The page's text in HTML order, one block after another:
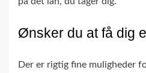
Ønsker du at få dig
Der er rigtig fine muligheder